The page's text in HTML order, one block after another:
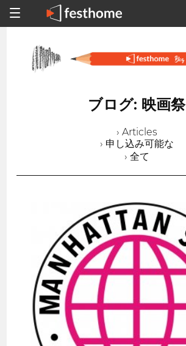
ブログ: 映画祭
› Articles
› 申し込み可能な
› 全て